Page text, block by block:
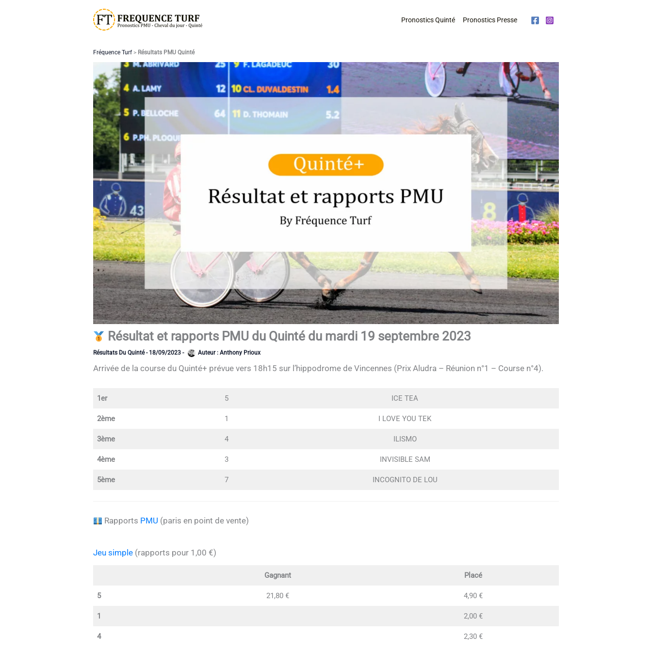
Pronostics Quinté Pronostics Presse
Fréquence Turf> Résultats PMU Quinté
Résultat et rapports PMU du Quinté du mardi 19 septembre 2023
Résultats Du Quinté- 18/09/2023 - Auteur : Anthony Prioux
Arrivée de la course du Quinté+ prévue vers 18h15 sur l’hippodrome de Vincennes (Prix Aludra – Réunion n°1 – Course n°4).
1er 5 ICE TEA
2ème 1 I LOVE YOU TEK
3ème 4 ILISMO
4ème 3 INVISIBLE SAM
5ème 7 INCOGNITO DE LOU
Rapports PMU (paris en point de vente)
Jeu simple (rapports pour 1,00 €)
Gagnant Placé
5 21,80 € 4,90 €
1 2,00 €
4 2,30 €